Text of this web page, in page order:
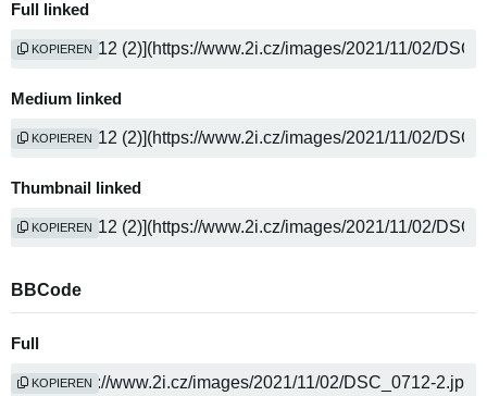
Full linked
KOPIEREN
Medium linked
KOPIEREN
Thumbnail linked
KOPIEREN
BBCode
Full
KOPIEREN